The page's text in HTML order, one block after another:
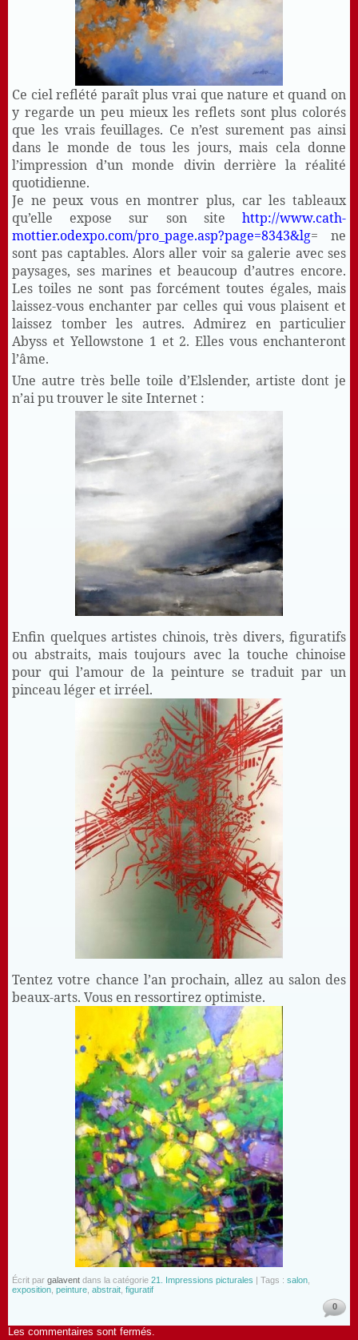
Ce ciel reflété paraît plus vrai que nature et quand on
y regarde un peu mieux les reflets sont plus colorés
que les vrais feuillages. Ce n’est surement pas ainsi
dans le monde de tous les jours, mais cela donne
l’impression d’un monde divin derrière la réalité
quotidienne.
Je ne peux vous en montrer plus, car les tableaux
qu’elle expose sur son site http://www.cath-
mottier.odexpo.com/pro_page.asp?page=8343&lg= ne
sont pas captables. Alors aller voir sa galerie avec ses
paysages, ses marines et beaucoup d’autres encore.
Les toiles ne sont pas forcément toutes égales, mais
laissez-vous enchanter par celles qui vous plaisent et
laissez tomber les autres. Admirez en particulier
Abyss et Yellowstone 1 et 2. Elles vous enchanteront
l’âme.
Une autre très belle toile d’Elslender, artiste dont je
n’ai pu trouver le site Internet :
Enfin quelques artistes chinois, très divers, figuratifs
ou abstraits, mais toujours avec la touche chinoise
pour qui l’amour de la peinture se traduit par un
pinceau léger et irréel.
Tentez votre chance l’an prochain, allez au salon des
beaux-arts. Vous en ressortirez optimiste.
Écrit par galavent dans la catégorie 21. Impressions picturales | Tags : salon
exposition peinture abstrait figuratif
0
Les commentaires sont fermés.